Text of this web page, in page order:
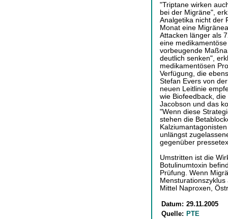
"Triptane wirken
bei der Migräne",
Analgetika nicht der
Monat eine
Attacken länger als
eine
vorbeugende
deutlich senken",
medikamentösen
Verfügung, die
Stefan Evers von
neuen Leitlinie
wie Biofeedback,
Jacobson und das
"Wenn diese
stehen die
unlängst
gegenüber
Umstritten ist die
Botulinumtoxin
Prüfung. Wenn
Mittel Naproxen,
Datum: 29.11.2005
Quelle: PTE